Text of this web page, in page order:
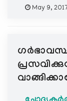
May 9,